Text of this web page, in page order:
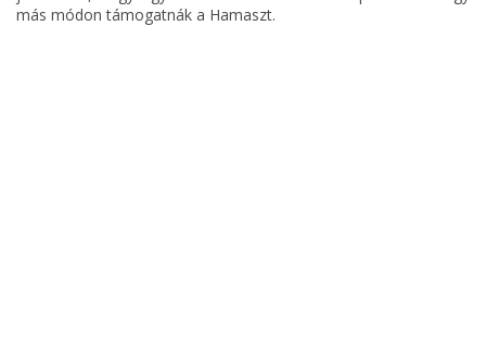
más módon támogatnák a Hamaszt.